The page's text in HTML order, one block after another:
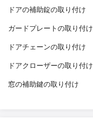
ドアの補助錠の取り付け
ガードプレートの取り付け
ドアチェーンの取り付け
ドアクローザーの取り付け
窓の補助鍵の取り付け